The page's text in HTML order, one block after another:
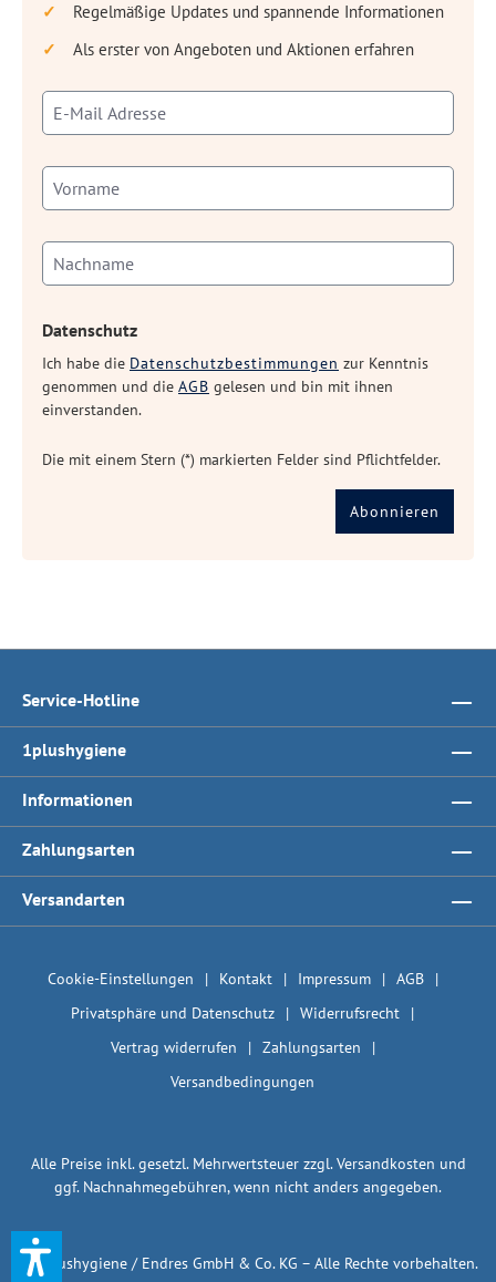
Regelmäßige Updates und spannende Informationen
Als erster von Angeboten und Aktionen erfahren
Datenschutz
Ich habe die Datenschutzbestimmungen zur Kenntnis
genommen und die AGB gelesen und bin mit ihnen
einverstanden.
Die mit einem Stern (*) markierten Felder sind Pflichtfelder.
Abonnieren
Service-Hotline
1plushygiene
Informationen
Zahlungsarten
Versandarten
Cookie-Einstellungen Kontakt Impressum
AGB
Privatsphäre und Datenschutz
Widerrufsrecht
Vertrag widerrufen
Zahlungsarten
Versandbedingungen
Alle Preise inkl. gesetzl. Mehrwertsteuer zzgl.Versandkosten und
ggf. Nachnahmegebühren, wenn nicht anders angegeben.
© 1plushygiene / Endres GmbH & Co. KG – Alle Rechte vorbehalten.